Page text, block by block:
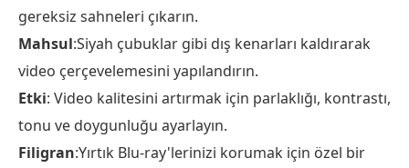
gereksiz sahneleri çıkarın.
Mahsul:Siyah çubuklar gibi dış kenarları kaldırarak
video çerçevelemesini yapılandırın.
Etki: Video kalitesini artırmak için parlaklığı, kontrastı,
tonu ve doygunluğu ayarlayın.
Filigran:Yırtık Blu-ray'lerinizi korumak için özel bir